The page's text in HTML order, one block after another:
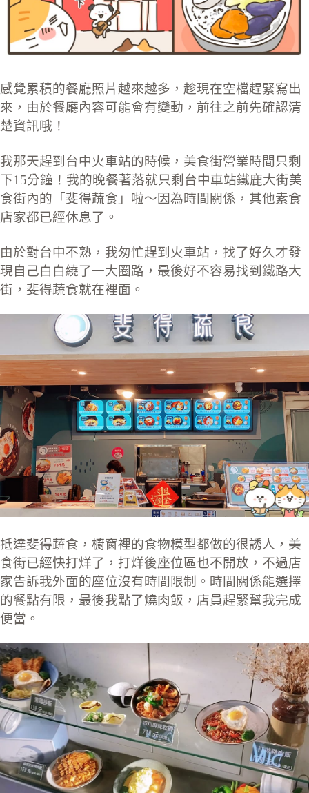
感覺累積的餐廳照片越來越多，趁現在空檔趕緊寫出
來，由於餐廳內容可能會有變動，前往之前先確認清
楚資訊哦！
我那天趕到台中火車站的時候，美食街營業時間只剩
下15分鐘！我的晚餐著落就只剩台中車站鐵鹿大街美
食街內的「斐得蔬食」啦～因為時間關係，其他素食
店家都已經休息了。
由於對台中不熟，我匆忙趕到火車站，找了好久才發
現自己白白繞了一大圈路，最後好不容易找到鐵路大
街，斐得蔬食就在裡面。
抵達斐得蔬食，櫥窗裡的食物模型都做的很誘人，美
食街已經快打烊了，打烊後座位區也不開放，不過店
家告訴我外面的座位沒有時間限制。時間關係能選擇
的餐點有限，最後我點了燒肉飯，店員趕緊幫我完成
便當。